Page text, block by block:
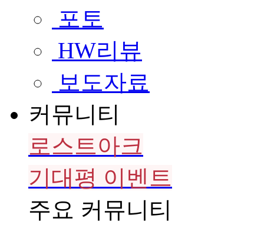
포토
HW리뷰
보도자료
커뮤니티
로스트아크
기대평 이벤트
주요 커뮤니티